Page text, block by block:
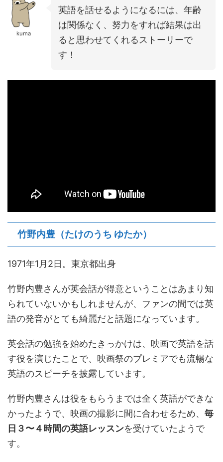
kuma
英語を話せるようになるには、年齢
は関係なく、努力をすれば結果は出
ると思わせてくれるストーリーで
す！
竹野内豊（たけのうち ゆたか）
1971年1月2日。東京都出身
竹野内豊さんが英会話が得意ということはあまり知
られていないかもしれませんが、ファンの間では英
語の発音がとても綺麗だと話題になっています。
英会話の勉強を始めたきっかけは、映画で英語を話
す役を演じたことで、映画祭のプレミアでも流暢な
英語のスピーチを披露しています。
竹野内豊さんは役をもらうまでは全く英語ができな
かったようで、映画の撮影に間に合わせるため、 毎
日３〜４時間の英語レッスンを受けていたようで
す。